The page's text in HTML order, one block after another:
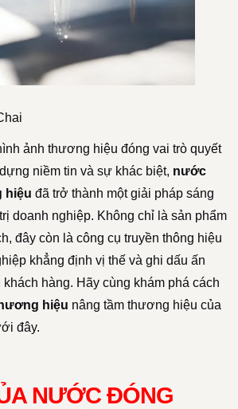
ảnh thương hiệu đóng vai trò quyết
niềm tin và sự khác biệt, nước
hiệu đã trở thành một giải pháp sáng
doanh nghiệp. Không chỉ là sản phẩm
đây còn là công cụ truyền thông hiệu
khẳng định vị thế và ghi dấu ấn
hàng. Hãy cùng khám phá cách
hiệu nâng tầm thương hiệu của
đây.
NƯỚC ĐÓNG